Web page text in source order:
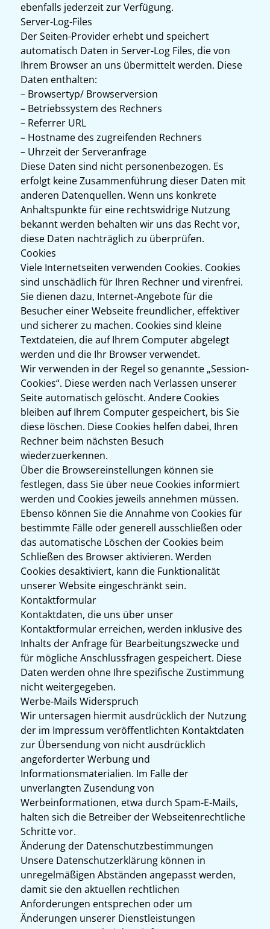
ebenfalls jederzeit zur Verfügung.
Server-Log-Files
Der Seiten-Provider erhebt und speichert
automatisch Daten in Server-Log Files, die von
Ihrem Browser an uns übermittelt werden. Diese
Daten enthalten:
– Browsertyp/ Browserversion
– Betriebssystem des Rechners
– Referrer URL
– Hostname des zugreifenden Rechners
– Uhrzeit der Serveranfrage
Diese Daten sind nicht personenbezogen. Es
erfolgt keine Zusammenführung dieser Daten mit
anderen Datenquellen. Wenn uns konkrete
Anhaltspunkte für eine rechtswidrige Nutzung
bekannt werden behalten wir uns das Recht vor,
diese Daten nachträglich zu überprüfen.
Cookies
Viele Internetseiten verwenden Cookies. Cookies
sind unschädlich für Ihren Rechner und virenfrei.
Sie dienen dazu, Internet-Angebote für die
Besucher einer Webseite freundlicher, effektiver
und sicherer zu machen. Cookies sind kleine
Textdateien, die auf Ihrem Computer abgelegt
werden und die Ihr Browser verwendet.
Wir verwenden in der Regel so genannte „Session-
Cookies“. Diese werden nach Verlassen unserer
Seite automatisch gelöscht. Andere Cookies
bleiben auf Ihrem Computer gespeichert, bis Sie
diese löschen. Diese Cookies helfen dabei, Ihren
Rechner beim nächsten Besuch
wiederzuerkennen.
Über die Browsereinstellungen können sie
festlegen, dass Sie über neue Cookies informiert
werden und Cookies jeweils annehmen müssen.
Ebenso können Sie die Annahme von Cookies für
bestimmte Fälle oder generell ausschließen oder
das automatische Löschen der Cookies beim
Schließen des Browser aktivieren. Werden
Cookies desaktiviert, kann die Funktionalität
unserer Website eingeschränkt sein.
Kontaktformular
Kontaktdaten, die uns über unser
Kontaktformular erreichen, werden inklusive des
Inhalts der Anfrage für Bearbeitungszwecke und
für mögliche Anschlussfragen gespeichert. Diese
Daten werden ohne Ihre spezifische Zustimmung
nicht weitergegeben.
Werbe-Mails Widerspruch
Wir untersagen hiermit ausdrücklich der Nutzung
der im Impressum veröffentlichten Kontaktdaten
zur Übersendung von nicht ausdrücklich
angeforderter Werbung und
Informationsmaterialien. Im Falle der
unverlangten Zusendung von
Werbeinformationen, etwa durch Spam-E-Mails,
halten sich die Betreiber der Webseitenrechtliche
Schritte vor.
Änderung der Datenschutzbestimmungen
Unsere Datenschutzerklärung können in
unregelmäßigen Abständen angepasst werden,
damit sie den aktuellen rechtlichen
Anforderungen entsprechen oder um
Änderungen unserer Dienstleistungen